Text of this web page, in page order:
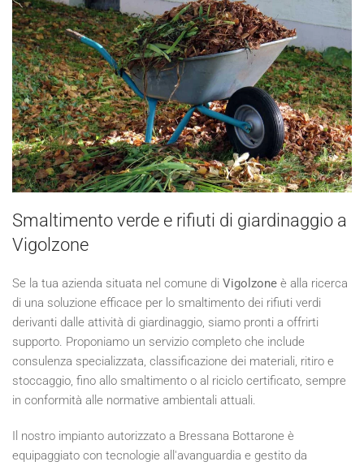
Smaltimento verde e rifiuti di giardinaggio a
Vigolzone
Se la tua azienda situata nel comune di Vigolzone è alla ricerca
di una soluzione efficace per lo smaltimento dei rifiuti verdi
derivanti dalle attività di giardinaggio, siamo pronti a offrirti
supporto. Proponiamo un servizio completo che include
consulenza specializzata, classificazione dei materiali, ritiro e
stoccaggio, fino allo smaltimento o al riciclo certificato, sempre
in conformità alle normative ambientali attuali.
Il nostro impianto autorizzato a Bressana Bottarone è
equipaggiato con tecnologie all'avanguardia e gestito da